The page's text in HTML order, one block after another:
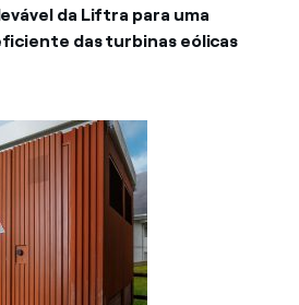
da Liftra para uma
das turbinas eólicas